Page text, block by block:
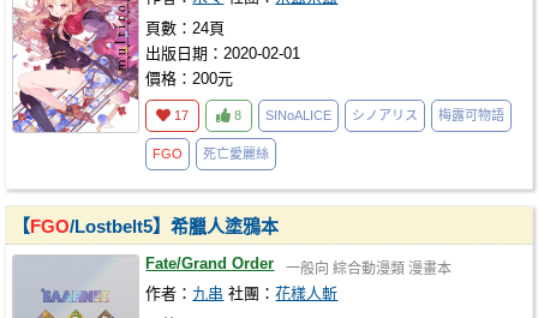
頁數：24頁
出版日期：2020-02-01
價格：200元
17 8 SINoALICE シノアリス 梅露可物語
FGO 死亡愛麗絲
【FGO/Lostbelt5】希臘人塗鴉本
Fate/Grand Order 一般向 綜合動漫類 漫畫本
作者： 九串 社團：花樣人斬